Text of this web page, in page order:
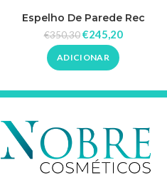
Espelho De Parede Rec
Prata
€350,30 €245,20
ADICIONAR